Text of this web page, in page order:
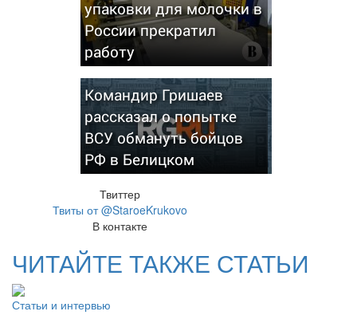
упаковки для молочки в
России прекратил
работу
Командир Гришаев
рассказал о попытке
ВСУ обмануть бойцов
РФ в Белицком
Твиттер
Твиты от @StaroeKrukovo
В контакте
ЧИТАЙТЕ ТАКЖЕ СТАТЬИ
Статьи и интервью